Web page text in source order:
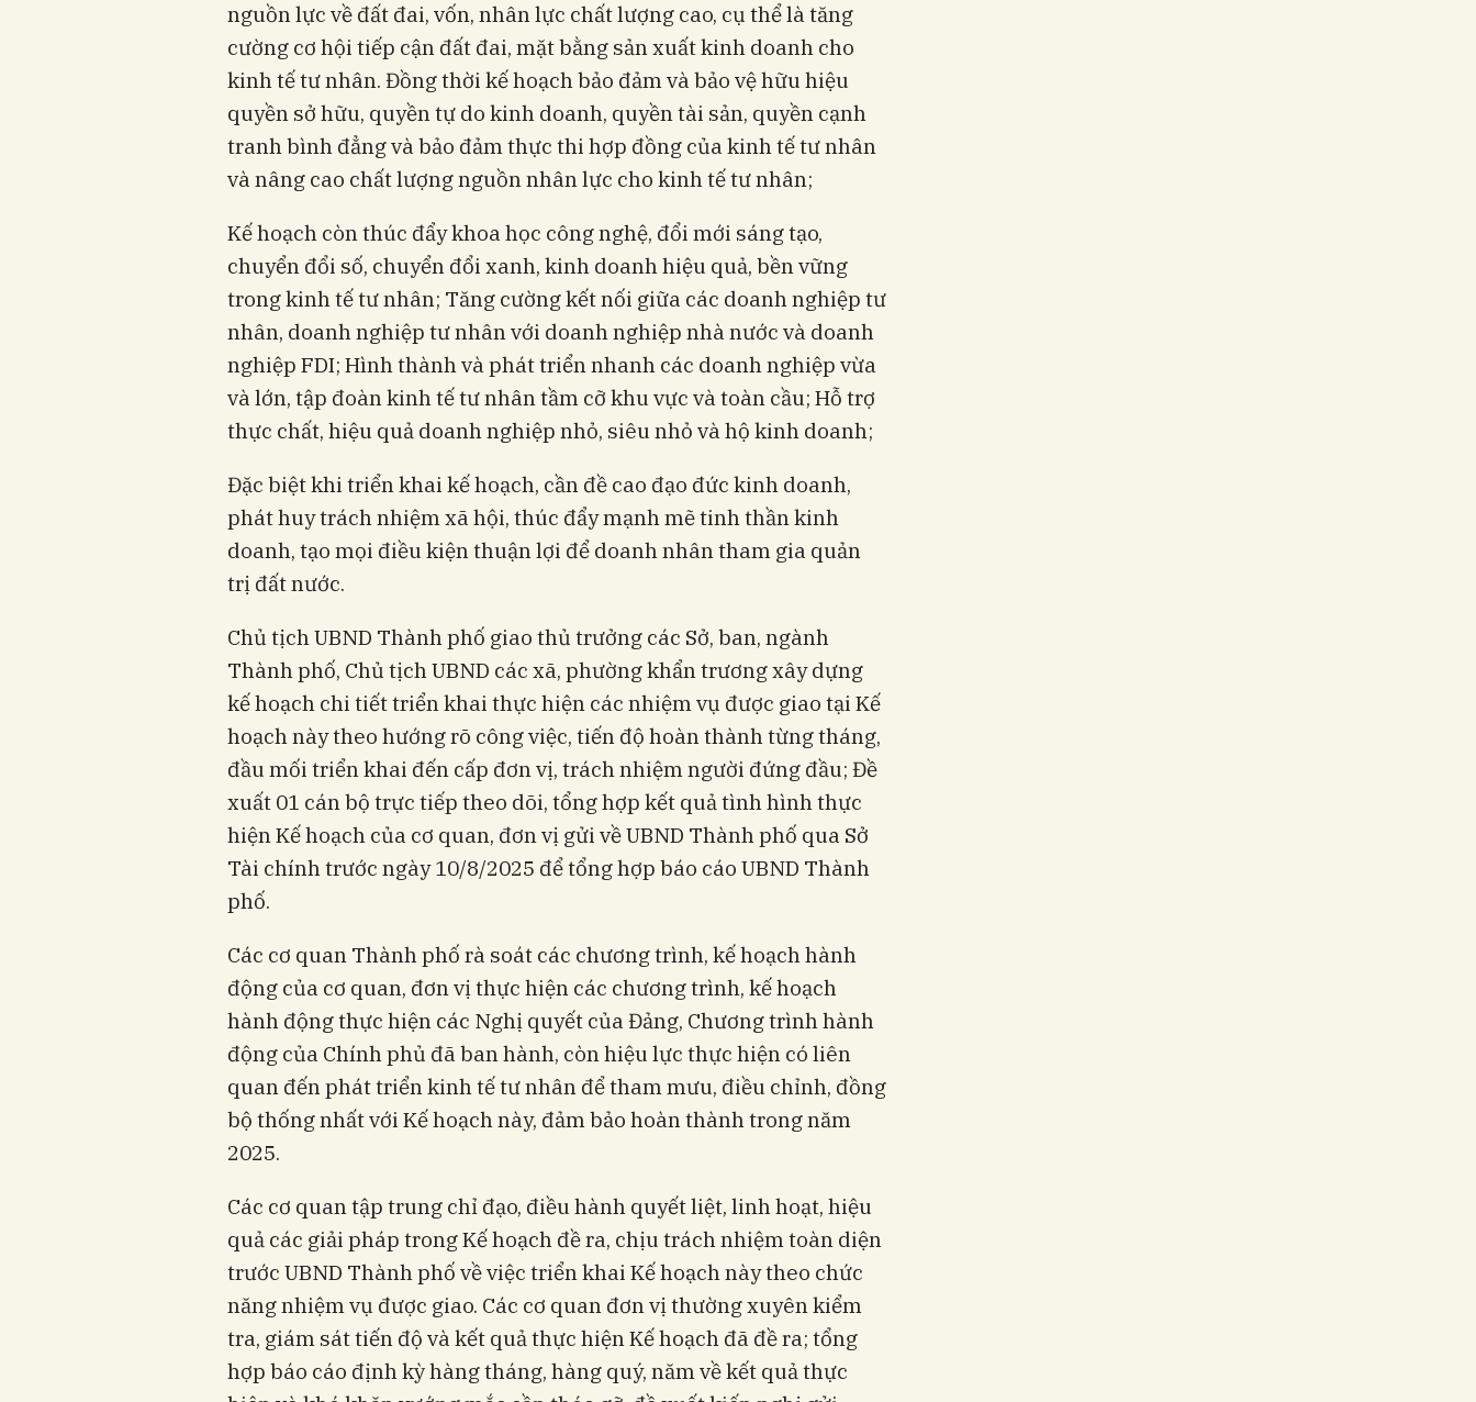
nguồn lực về đất đai, vốn, nhân lực chất lượng cao, cụ thể là tăng
cường cơ hội tiếp cận đất đai, mặt bằng sản xuất kinh doanh cho
kinh tế tư nhân. Đồng thời kế hoạch bảo đảm và bảo vệ hữu hiệu
quyền sở hữu, quyền tự do kinh doanh, quyền tài sản, quyền cạnh
tranh bình đẳng và bảo đảm thực thi hợp đồng của kinh tế tư nhân
và nâng cao chất lượng nguồn nhân lực cho kinh tế tư nhân;
Kế hoạch còn thúc đẩy khoa học công nghệ, đổi mới sáng tạo,
chuyển đổi số, chuyển đổi xanh, kinh doanh hiệu quả, bền vững
trong kinh tế tư nhân; Tăng cường kết nối giữa các doanh nghiệp tư
nhân, doanh nghiệp tư nhân với doanh nghiệp nhà nước và doanh
nghiệp FDI; Hình thành và phát triển nhanh các doanh nghiệp vừa
và lớn, tập đoàn kinh tế tư nhân tầm cỡ khu vực và toàn cầu; Hỗ trợ
thực chất, hiệu quả doanh nghiệp nhỏ, siêu nhỏ và hộ kinh doanh;
Đặc biệt khi triển khai kế hoạch, cần đề cao đạo đức kinh doanh,
phát huy trách nhiệm xã hội, thúc đẩy mạnh mẽ tinh thần kinh
doanh, tạo mọi điều kiện thuận lợi để doanh nhân tham gia quản
trị đất nước.
Chủ tịch UBND Thành phố giao thủ trưởng các Sở, ban, ngành
Thành phố, Chủ tịch UBND các xã, phường khẩn trương xây dựng
kế hoạch chi tiết triển khai thực hiện các nhiệm vụ được giao tại Kế
hoạch này theo hướng rõ công việc, tiến độ hoàn thành từng tháng,
đầu mối triển khai đến cấp đơn vị, trách nhiệm người đứng đầu; Đề
xuất 01 cán bộ trực tiếp theo dõi, tổng hợp kết quả tình hình thực
hiện Kế hoạch của cơ quan, đơn vị gửi về UBND Thành phố qua Sở
Tài chính trước ngày 10/8/2025 để tổng hợp báo cáo UBND Thành
phố.
Các cơ quan Thành phố rà soát các chương trình, kế hoạch hành
động của cơ quan, đơn vị thực hiện các chương trình, kế hoạch
hành động thực hiện các Nghị quyết của Đảng, Chương trình hành
động của Chính phủ đã ban hành, còn hiệu lực thực hiện có liên
quan đến phát triển kinh tế tư nhân để tham mưu, điều chỉnh, đồng
bộ thống nhất với Kế hoạch này, đảm bảo hoàn thành trong năm
2025.
Các cơ quan tập trung chỉ đạo, điều hành quyết liệt, linh hoạt, hiệu
quả các giải pháp trong Kế hoạch đề ra, chịu trách nhiệm toàn diện
trước UBND Thành phố về việc triển khai Kế hoạch này theo chức
năng nhiệm vụ được giao. Các cơ quan đơn vị thường xuyên kiểm
tra, giám sát tiến độ và kết quả thực hiện Kế hoạch đã đề ra; tổng
hợp báo cáo định kỳ hàng tháng, hàng quý, năm về kết quả thực